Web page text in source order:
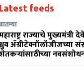
Latest feeds
राज्याचे
ॲग्रीटेक्नॉलॉजीजच्या